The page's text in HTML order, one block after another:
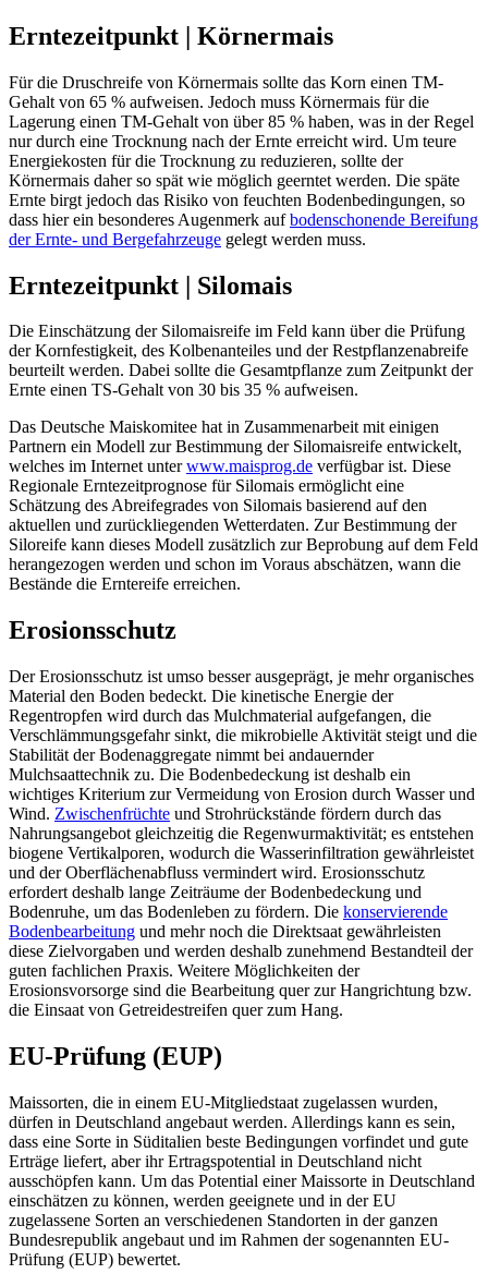
Erntezeitpunkt | Körnermais
Für die Druschreife von Körnermais sollte das Korn einen TM-
Gehalt von 65 % aufweisen. Jedoch muss Körnermais für die
Lagerung einen TM-Gehalt von über 85 % haben, was in der Regel
nur durch eine Trocknung nach der Ernte erreicht wird. Um teure
Energiekosten für die Trocknung zu reduzieren, sollte der
Körnermais daher so spät wie möglich geerntet werden. Die späte
Ernte birgt jedoch das Risiko von feuchten Bodenbedingungen, so
dass hier ein besonderes Augenmerk aufbodenschonende Bereifung
der Ernte- und Bergefahrzeuge gelegt werden muss.
Erntezeitpunkt | Silomais
Die Einschätzung der Silomaisreife im Feld kann über die Prüfung
der Kornfestigkeit, des Kolbenanteiles und der Restpflanzenabreife
beurteilt werden. Dabei sollte die Gesamtpflanze zum Zeitpunkt der
Ernte einen TS-Gehalt von 30 bis 35 % aufweisen.
Das Deutsche Maiskomitee hat in Zusammenarbeit mit einigen
Partnern ein Modell zur Bestimmung der Silomaisreife entwickelt,
welches im Internet unterwww.maisprog.de verfügbar ist. Diese
Regionale Erntezeitprognose für Silomais ermöglicht eine
Schätzung des Abreifegrades von Silomais basierend auf den
aktuellen und zurückliegenden Wetterdaten. Zur Bestimmung der
Siloreife kann dieses Modell zusätzlich zur Beprobung auf dem Feld
herangezogen werden und schon im Voraus abschätzen, wann die
Bestände die Erntereife erreichen.
Erosionsschutz
Der Erosionsschutz ist umso besser ausgeprägt, je mehr organisches
Material den Boden bedeckt. Die kinetische Energie der
Regentropfen wird durch das Mulchmaterial aufgefangen, die
Verschlämmungsgefahr sinkt, die mikrobielle Aktivität steigt und die
Stabilität der Bodenaggregate nimmt bei andauernder
Mulchsaattechnik zu. Die Bodenbedeckung ist deshalb ein
wichtiges Kriterium zur Vermeidung von Erosion durch Wasser und
Wind. Zwischenfrüchte und Strohrückstände fördern durch das
Nahrungsangebot gleichzeitig die Regenwurmaktivität; es entstehen
biogene Vertikalporen, wodurch die Wasserinfiltration gewährleistet
und der Oberflächenabfluss vermindert wird. Erosionsschutz
erfordert deshalb lange Zeiträume der Bodenbedeckung und
Bodenruhe, um das Bodenleben zu fördern. Die konservierende
Bodenbearbeitung und mehr noch die Direktsaat gewährleisten
diese Zielvorgaben und werden deshalb zunehmend Bestandteil der
guten fachlichen Praxis. Weitere Möglichkeiten der
Erosionsvorsorge sind die Bearbeitung quer zur Hangrichtung bzw.
die Einsaat von Getreidestreifen quer zum Hang.
EU-Prüfung (EUP)
Maissorten, die in einem EU-Mitgliedstaat zugelassen wurden,
dürfen in Deutschland angebaut werden. Allerdings kann es sein,
dass eine Sorte in Süditalien beste Bedingungen vorfindet und gute
Erträge liefert, aber ihr Ertragspotential in Deutschland nicht
ausschöpfen kann. Um das Potential einer Maissorte in Deutschland
einschätzen zu können, werden geeignete und in der EU
zugelassene Sorten an verschiedenen Standorten in der ganzen
Bundesrepublik angebaut und im Rahmen der sogenannten EU-
Prüfung (EUP) bewertet.